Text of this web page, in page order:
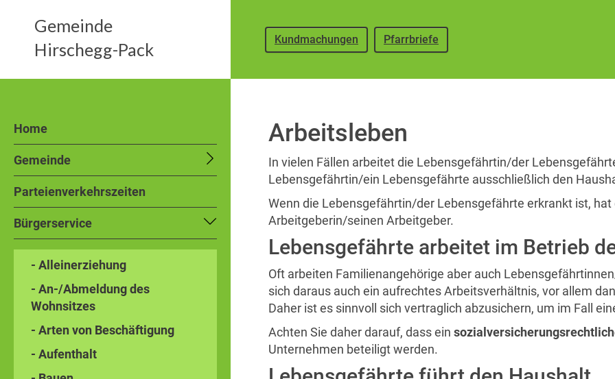
Kundmachungen Pfarrbriefe
Gemeinde
Hirschegg-Pack
Home
Gemeinde
Parteienverkehrszeiten
Bürgerservice
- Alleinerziehung
- An-/Abmeldung des
Wohnsitzes
- Arten von Beschäftigung
- Aufenthalt
Arbeitsleben
In vielen Fällen arbeitet die Lebensgefährtin/der
Lebensgefährtin/ein Lebensgefährte ausschließlich den
Wenn die Lebensgefährtin/der Lebensgefährte erkrankt ist,
Arbeitgeberin/seinen Arbeitgeber.
Lebensgefährte arbeitet im Betrieb
Oft arbeiten Familienangehörige aber auch
sich daraus auch ein aufrechtes Arbeitsverhältnis, vor allem
Daher ist es sinnvoll sich vertraglich abzusichern, um im Fall
Achten Sie daher darauf, dass ein
Unternehmen beteiligt werden.